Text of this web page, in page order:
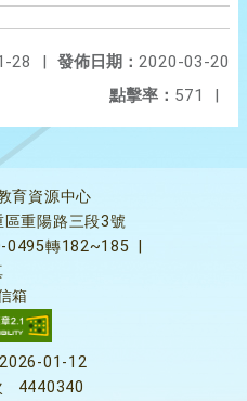
發佈日期： 2020-03-20
28
|
點擊率： 571 |
育資源中心
重陽路三段3號
0495轉182~185
箱
2026-01-12
4440340